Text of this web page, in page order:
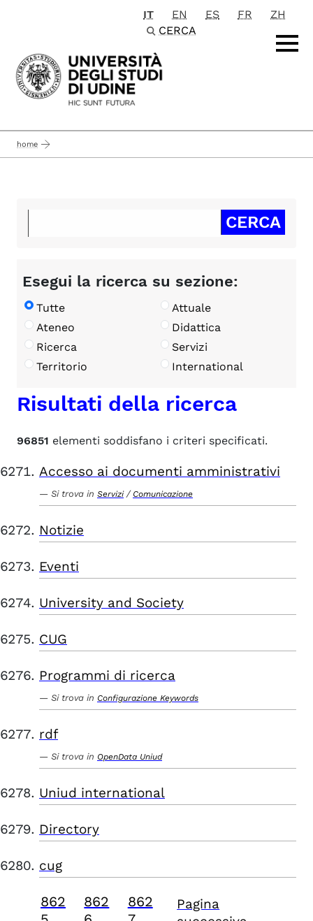
Passa al contenuto principale
IT EN ES FR
ZH
CERCA
home
Esegui la ricerca su sezione:
Tutte
Attuale
Ateneo
Didattica
Ricerca
Servizi
Territorio
International
Risultati della ricerca
96851 elementi soddisfano i criteri specificati.
Accesso ai documenti amministrativi
Si trova in Servizi / Comunicazione
Notizie
Eventi
University and Society
CUG
Programmi di ricerca
Si trova in Configurazione Keywords
rdf
Si trova in OpenData Uniud
Uniud international
Directory
cug
862
862
862
Pagina